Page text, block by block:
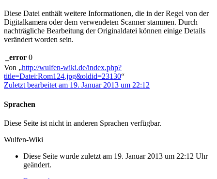
Diese Datei enthält weitere Informationen, die in der Regel von der
Digitalkamera oder dem verwendeten Scanner stammen. Durch
nachträgliche Bearbeitung der Originaldatei können einige Details
verändert worden sein.
_error 0
Von „http://wulfen-wiki.de/index.php?
title=Datei:Rom124.jpg&oldid=23130“
Zuletzt bearbeitet am 19. Januar 2013 um 22:12
Sprachen
Diese Seite ist nicht in anderen Sprachen verfügbar.
Wulfen-Wiki
Diese Seite wurde zuletzt am 19. Januar 2013 um 22:12 Uhr
geändert.